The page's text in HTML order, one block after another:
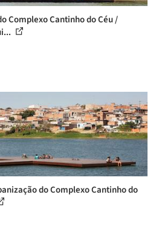
Complexo Cantinho do Céu /
do Complexo Cantinho do